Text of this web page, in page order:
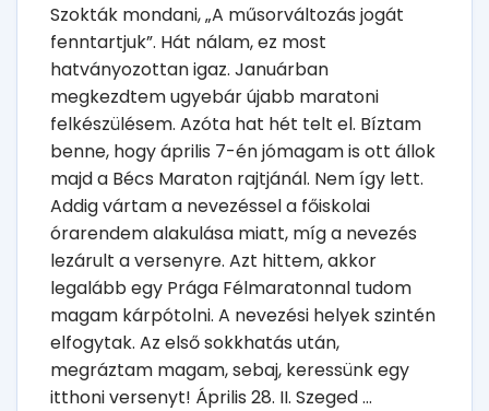
Szokták mondani, „A műsorváltozás jogát
fenntartjuk”. Hát nálam, ez most
hatványozottan igaz. Januárban
megkezdtem ugyebár újabb maratoni
felkészülésem. Azóta hat hét telt el. Bíztam
benne, hogy április 7-én jómagam is ott állok
majd a Bécs Maraton rajtjánál. Nem így lett.
Addig vártam a nevezéssel a főiskolai
órarendem alakulása miatt, míg a nevezés
lezárult a versenyre. Azt hittem, akkor
legalább egy Prága Félmaratonnal tudom
magam kárpótolni. A nevezési helyek szintén
elfogytak. Az első sokkhatás után,
megráztam magam, sebaj, keressünk egy
itthoni versenyt! Április 28. II. Szeged ...